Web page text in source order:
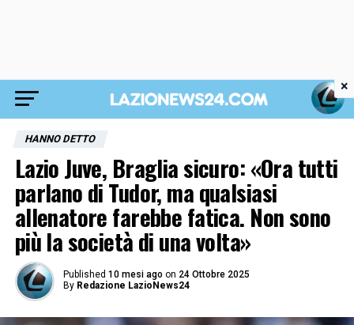
HANNO DETTO
Lazio Juve, Braglia sicuro: «Ora tutti
parlano di Tudor, ma qualsiasi
allenatore farebbe fatica. Non sono
più la società di una volta»
Published 10 mesi ago on 24 Ottobre 2025
By Redazione LazioNews24
×